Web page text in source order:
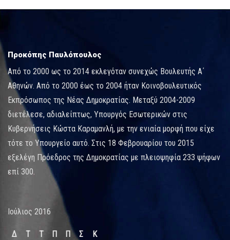
Προκόπης Παυλόπουλος
Από το 2000 ως το 2014 εκλεγόταν συνεχώς Βουλευτής Α΄
Αθηνών. Από το 2000 έως το 2004 ήταν Κοινοβουλευτικός
Εκπρόσωπος της Νέας Δημοκρατίας. Μεταξύ 2004-2009
διετέλεσε, αδιαλείπτως, Υπουργός Εσωτερικών στις
Κυβερνήσεις Κώστα Καραμανλή, με την ενιαία μορφή που είχε
τότε το Υπουργείο αυτό. Στις 18 Φεβρουαρίου του 2015
εξελέγη Πρόεδρος της Δημοκρατίας με πλειοψηφία 233 ψήφων
επί 300.
Ιούλιος 2016
Δ Τ Τ Π Π Σ Κ